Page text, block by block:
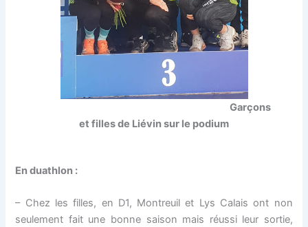
Garçons
et filles de Liévin sur le podium
En duathlon :
– Chez les filles, en D1, Montreuil et Lys Calais ont non
seulement fait une bonne saison mais réussi leur sortie,